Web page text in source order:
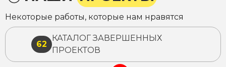
Некоторые работы, которые нам нравятся
62
КАТАЛОГ ЗАВЕРШЕННЫХ
ПРОЕКТОВ